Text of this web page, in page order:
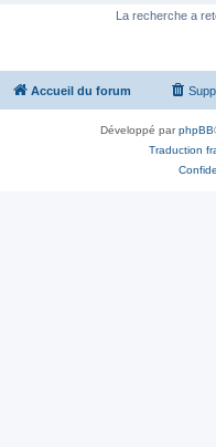
La recherche a
Accueil du forum
Développé parphpBB
Traduction